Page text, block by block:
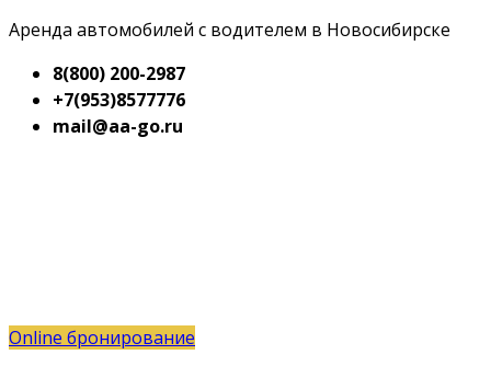
Аренда автомобилей с водителем в Новосибирске
8(800) 200-2987
+7(953)8577776
mail@aa-go.ru
Online бронирование